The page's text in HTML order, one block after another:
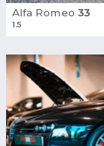
Alfa Romeo 33
1.5